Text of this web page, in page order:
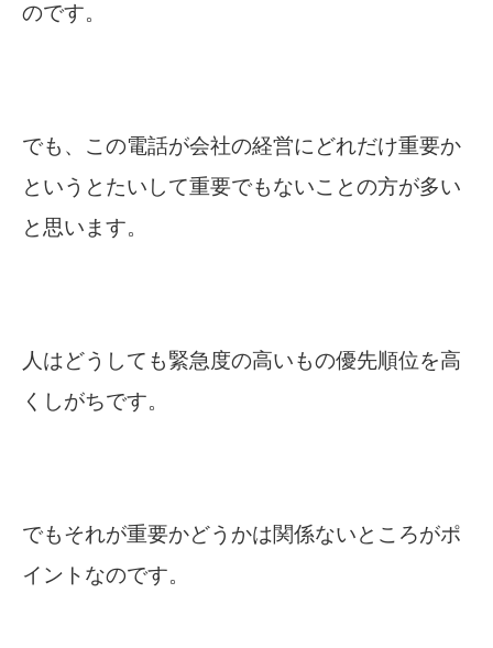
のです。
でも、この電話が会社の経営にどれだけ重要か
というとたいして重要でもないことの方が多い
と思います。
人はどうしても緊急度の高いもの優先順位を高
くしがちです。
でもそれが重要かどうかは関係ないところがポ
イントなのです。